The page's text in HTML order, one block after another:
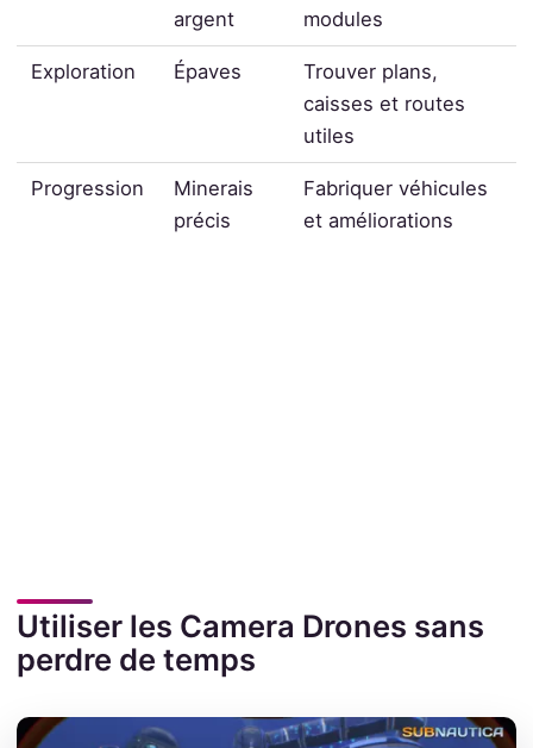
argent
modules
Exploration Épaves
Trouver plans,
caisses et routes
utiles
Progression
Minerais
précis
Fabriquer véhicules
et améliorations
Utiliser les Camera Drones sans
perdre de temps